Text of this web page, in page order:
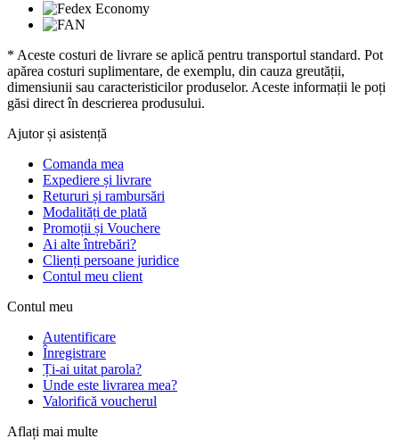
* Aceste costuri de livrare se aplică pentru transportul standard. Pot
apărea costuri suplimentare, de exemplu, din cauza greutății,
dimensiunii sau caracteristicilor produselor. Aceste informații le poți
găsi direct în descrierea produsului.
Ajutor și asistență
Comanda mea
Expediere și livrare
Retururi și rambursări
Modalități de plată
Promoții și Vouchere
Ai alte întrebări?
Clienți persoane juridice
Contul meu client
Contul meu
Autentificare
Înregistrare
Ți-ai uitat parola?
Unde este livrarea mea?
Valorifică voucherul
Aflați mai multe